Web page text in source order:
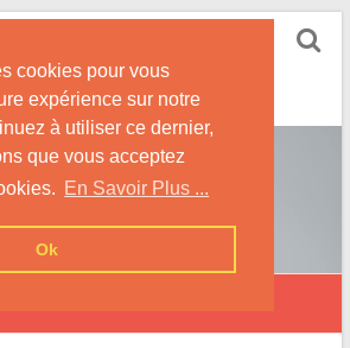
cookies pour vous
expérience sur notre
à utiliser ce dernier,
que vous acceptez
En Savoir Plus ...
Ok
la Rencontre d'une Belle